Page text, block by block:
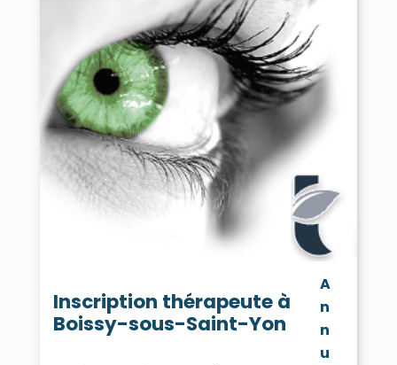
Boussy-Saint-Antoine 91800
Boutervilliers 91150
Boutigny-sur-Essonne 91820
Bouville 91880
Brétigny-sur-Orge 91220
Breuillet 91650
Breux-Jouy 91650
Brières-les-Scellés 91150
Briis-sous-Forges 91640
Brouy 91150
Brunoy 91800
Bruyères-le-Châtel 91680
Buno-Bonnevaux 91720
Bures-sur-Yvette 91440
Cerny 91590
Chalo-Saint-Mars 91780
Chalou-Moulineux 91740
Chamarande 91730
Champcueil 91750
Champmotteux 91150
Cheptainville 91630
Chevannes 91750
Chilly-Mazarin 91380
Congerville-Thionville 91740
Inscription thérapeute à
Boissy-sous-Saint-Yon
A
n
n
u